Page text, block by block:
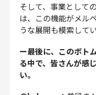
そして、事業として
は、この機能がメル
うな展開も模索して
ー最後に、このボト
る中で、皆さんが感
い。